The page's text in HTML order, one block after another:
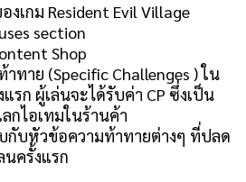
เกม Resident Evil Village
section
Shop
ทาย (Specific Challenges ) ใน
แรก ผู้เล่นจะได้รับค่า CP ซึ่งเป็น
กไอเทมในร้านค้า
กับหัวข้อความท้าทายต่างๆ ที่ปลด
นครั้งแรก